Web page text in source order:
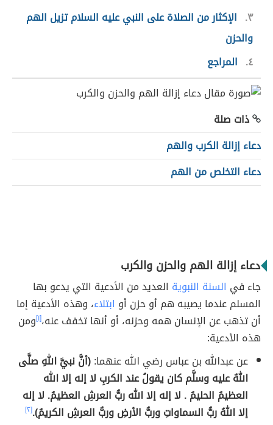
٣
الإكثار من الصلاة على النبي عليه السلام تزيل الهم
والحزن
٤
المراجع
ذات صلة
دعاء إزالة الكرب والهم
دعاء التخلص من الهم
دعاء إزالة الهم والحزن والكرب
جاء في السنة النبوية العديد من الأدعية التي يدعو بها
المسلم عندما يصيبه هم أو حزن أو ابتلاء، وهذه الأدعية إما
أن تذهب عن الإنسان همه وحزنه، أو أنها تخفف عنه،[١] ومن
هذه الأدعية:
عن عبدالله بن عباس رضي الله عنهما:(أنَّ نبيَّ اللهِ صلَّى
اللهُ عليه وسلَّم كان يقولُ عند الكربِ لا إله إلا الله
العظيمُ الحليمُ . لا إله إلا الله ربُّ العرشِ العظيمُ. لا إله
إلا اللهُ ربُّ السماواتِ وربُّ الأرضِ وربُّ العرشِ الكريمُ).[٢]